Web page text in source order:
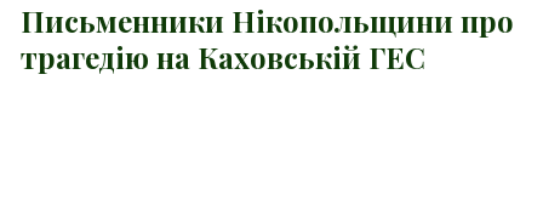
Письменники Нікопольщини про
трагедію на Каховській ГЕС